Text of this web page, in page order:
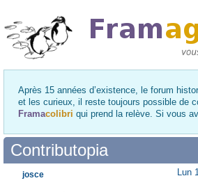
Après 15 années d’existence, le forum
et les curieux, il reste toujours possible de
Framacolibri qui prend la relève. Si vous
Contributopia
Lun
josce